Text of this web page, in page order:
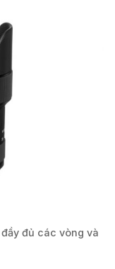
đủ các vòng và